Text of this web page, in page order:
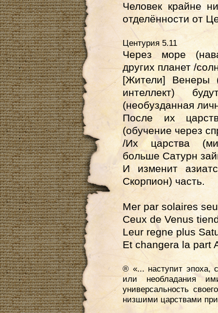
Человек крайне
отделённости от
Центурия 5.11
Через море
других планет /
[Жители] Венеры
интеллект)
(необузданная
После их
(обучение через
/Их царства
больше Сатурн
И изменит
Скорпион) часть.
Mer par solaires
Ceux de Venus
Leur regne plus
Et changera la part
® «... наступит эпоха,
или необладания
универсальность
низшими царствами